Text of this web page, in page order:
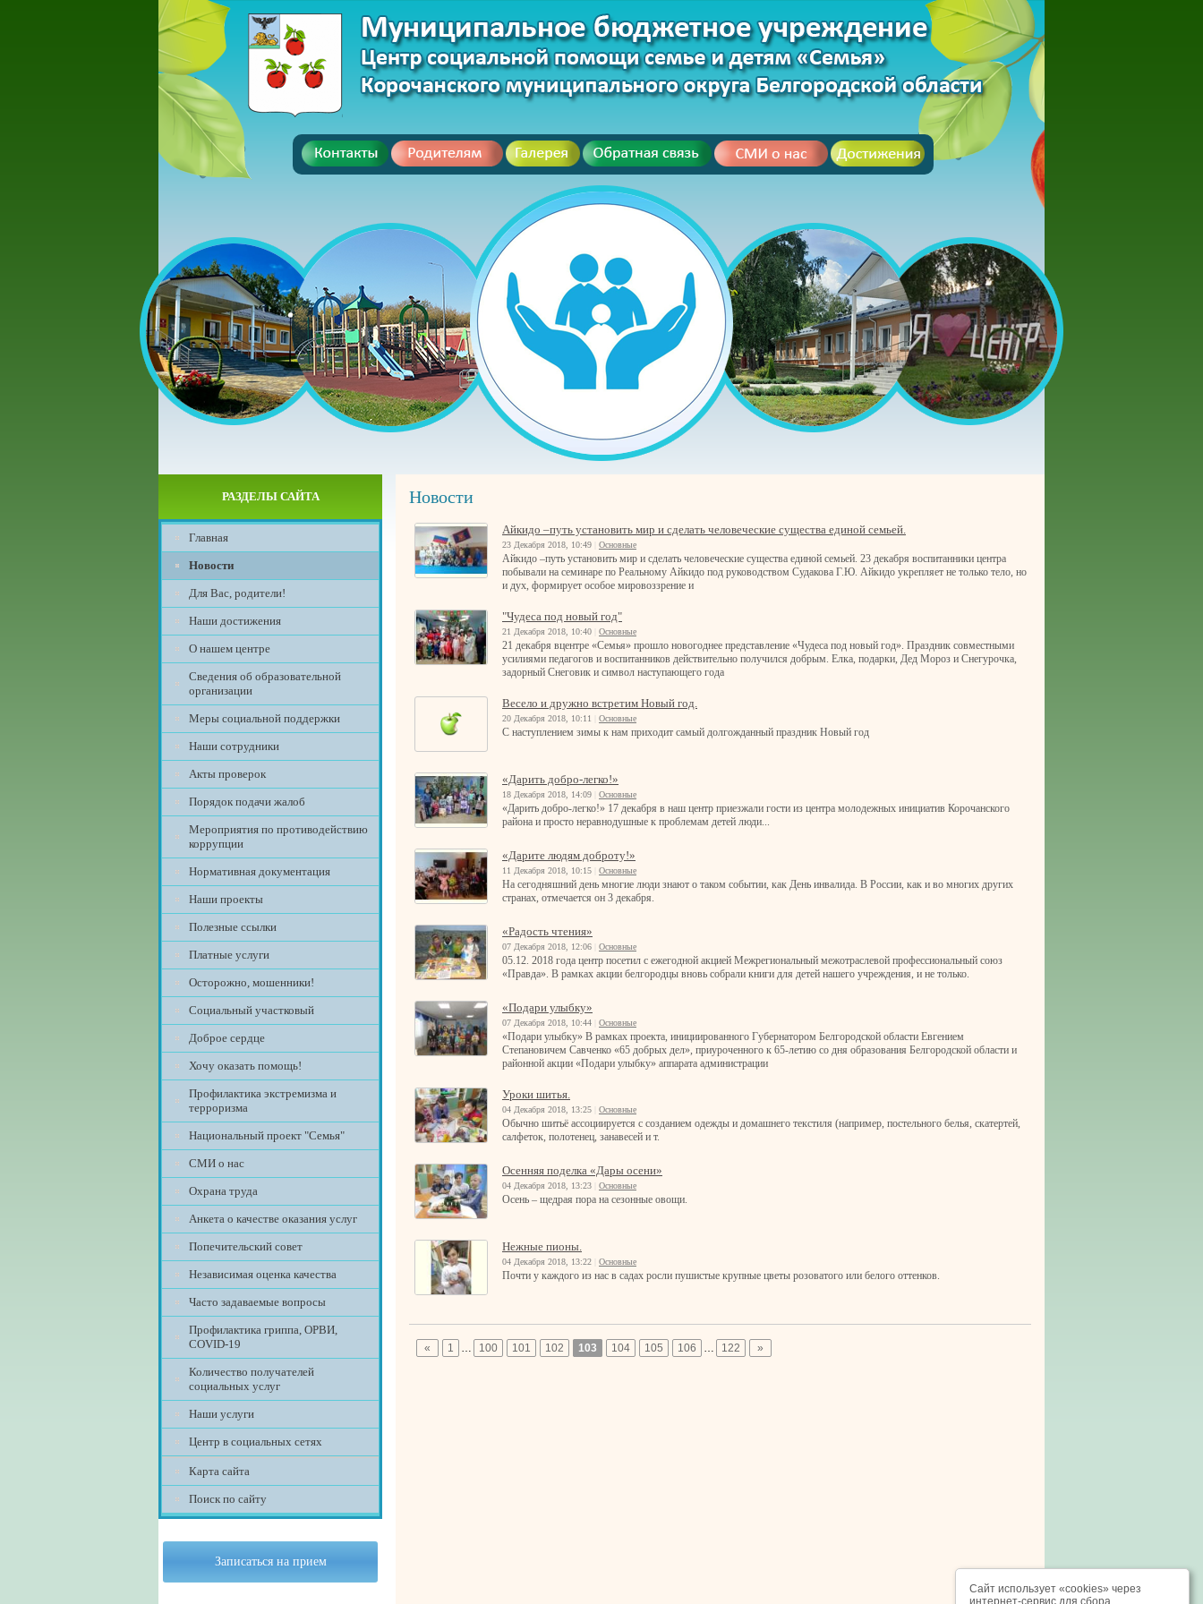
РАЗДЕЛЫ САЙТА
Главная
Новости
Для Вас, родители!
Наши достижения
О нашем центре
Сведения об образовательной
организации
Меры социальной поддержки
Наши сотрудники
Акты проверок
Порядок подачи жалоб
Мероприятия по противодействию
коррупции
Нормативная документация
Наши проекты
Полезные ссылки
Платные услуги
Осторожно, мошенники!
Социальный участковый
Доброе сердце
Хочу оказать помощь!
Профилактика экстремизма и
терроризма
Национальный проект "Семья"
СМИ о нас
Охрана труда
Анкета о качестве оказания услуг
Попечительский совет
Независимая оценка качества
Часто задаваемые вопросы
Профилактика гриппа, ОРВИ,
COVID-19
Количество получателей
социальных услуг
Наши услуги
Центр в социальных сетях
Карта сайта
Поиск по сайту
Записаться на прием
Новости
Айкидо –путь установить мир и сделать человеческие существа единой семьей.
23 Декабря 2018, 10:49 Основные
Айкидо –путь установить мир и сделать человеческие существа единой семьей. 23 декабря воспитанники центра
побывали на семинаре по Реальному Айкидо под руководством Судакова Г.Ю. Айкидо укрепляет не только тело, но
и дух, формирует особое мировоззрение и
"Чудеса под новый год"
21 Декабря 2018, 10:40 Основные
21 декабря вцентре «Семья» прошло новогоднее представление «Чудеса под новый год». Праздник совместными
усилиями педагогов и воспитанников действительно получился добрым. Елка, подарки, Дед Мороз и Снегурочка,
задорный Снеговик и символ наступающего года
Весело и дружно встретим Новый год.
20 Декабря 2018, 10:11 Основные
С наступлением зимы к нам приходит самый долгожданный праздник Новый год
«Дарить добро-легко!»
18 Декабря 2018, 14:09 Основные
«Дарить добро-легко!» 17 декабря в наш центр приезжали гости из центра молодежных инициатив Корочанского
района и просто неравнодушные к проблемам детей люди...
«Дарите людям доброту!»
11 Декабря 2018, 10:15 Основные
На сегодняшний день многие люди знают о таком событии, как День инвалида. В России, как и во многих других
странах, отмечается он 3 декабря.
«Радость чтения»
07 Декабря 2018, 12:06 Основные
05.12. 2018 года центр посетил с ежегодной акцией Межрегиональный межотраслевой профессиональный союз
«Правда». В рамках акции белгородцы вновь собрали книги для детей нашего учреждения, и не только.
«Подари улыбку»
07 Декабря 2018, 10:44 Основные
«Подари улыбку» В рамках проекта, инициированного Губернатором Белгородской области Евгением
Степановичем Савченко «65 добрых дел», приуроченного к 65-летию со дня образования Белгородской области и
районной акции «Подари улыбку» аппарата администрации
Уроки шитья.
04 Декабря 2018, 13:25 Основные
Обычно шитьё ассоциируется с созданием одежды и домашнего текстиля (например, постельного белья, скатертей,
салфеток, полотенец, занавесей и т.
Осенняя поделка «Дары осени»
04 Декабря 2018, 13:23 Основные
Осень – щедрая пора на сезонные овощи.
Нежные пионы.
04 Декабря 2018, 13:22 Основные
Почти у каждого из нас в садах росли пушистые крупные цветы розоватого или белого оттенков.
« 1 … 100 101 102 103 104 105 106 … 122 »
Сайт использует «cookies» через
интернет-сервис для сбора